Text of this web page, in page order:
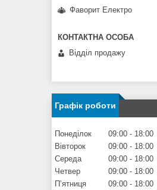
Фаворит Електро
Відділ продажу
Графік роботи
Понеділок 09:00
18:00
Вівторок
09:00
18:00
Середа
09:00
18:00
Четвер
09:00
18:00
Пʼятниця
09:00
18:00